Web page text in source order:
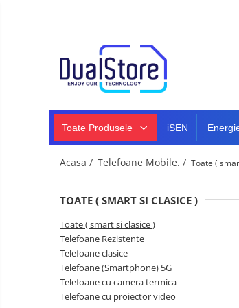
Producatori Telefoane Mobila
Telefoane mobile
Telefoane cu proiector video
Telefoane (Smartphone) 5G
Telefoane clasice
Piese si accesorii telefoane
Producatori telefoane
Telefoane mobile RugOne
Telefoane mobile Doogee
Toate Produsele iSEN
Acasa / Telefoane Mobile. / Toate (
TOATE ( SMART SI CLASICE )
Toate ( smart si clasice )
Telefoane Rezistente
Telefoane clasice
Telefoane (Smartphone) 5G
Telefoane cu camera termica
Telefoane cu proiector video